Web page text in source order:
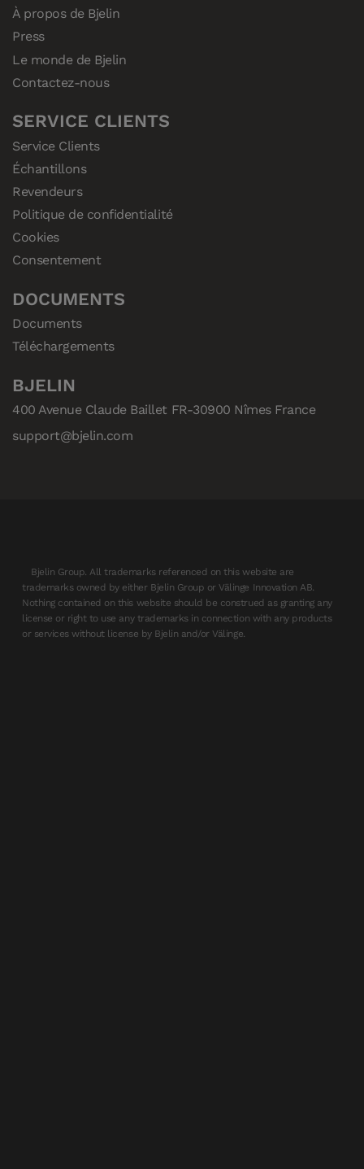
À propos de Bjelin
Press
Le monde de Bjelin
Contactez-nous
SERVICE CLIENTS
Service Clients
Échantillons
Revendeurs
Politique de confidentialité
Cookies
Consentement
DOCUMENTS
Documents
Téléchargements
BJELIN
400 Avenue Claude Baillet FR-30900 Nîmes France
support@bjelin.com
Bjelin Group. All trademarks referenced on this website are
trademarks owned by either Bjelin Group or Välinge Innovation AB.
Nothing contained on this website should be construed as granting any
license or right to use any trademarks in connection with any products
or services without license by Bjelin and/or Välinge.